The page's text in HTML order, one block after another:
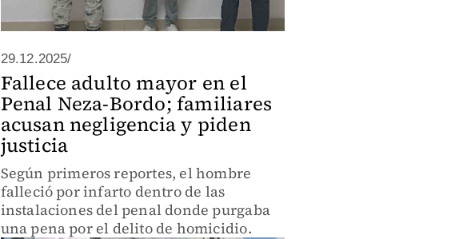
29.12.2025/
Fallece adulto mayor en el
Penal Neza-Bordo; familiares
acusan negligencia y piden
justicia
Según primeros reportes, el hombre
falleció por infarto dentro de las
instalaciones del penal donde purgaba
una pena por el delito de homicidio.